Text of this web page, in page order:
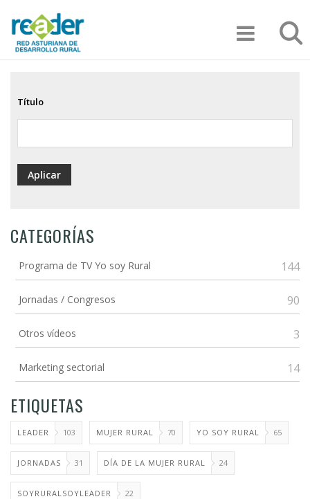
contenido
principal
Título
CATEGORÍAS
Programa de TV Yo soy Rural 144
Jornadas / Congresos 90
Otros vídeos 3
Marketing sectorial 14
ETIQUETAS
LEADER 103 MUJER RURAL 70 YO SOY RURAL 65
JORNADAS 31 DÍA DE LA MUJER RURAL 24
SOYRURALSOYLEADER 22